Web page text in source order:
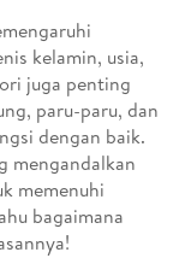
kelamin, usia,
juga penting
paru-paru, dan
dengan baik.
mengandalkan
memenuhi
bagaimana